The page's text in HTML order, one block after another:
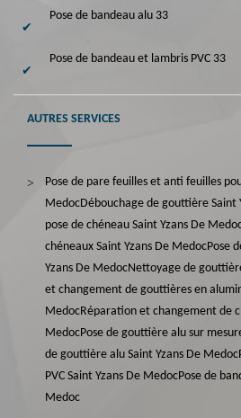
Pose de bandeau alu 33
Pose de bandeau et lambris PVC 33
AUTRES SERVICES
Pose de pare feuilles et anti feuilles
MedocDébouchage de gouttière Saint
pose de chéneau Saint Yzans De
chéneaux Saint Yzans De MedocPose
Yzans De MedocNettoyage de
et changement de gouttières en
MedocRéparation et changement de
MedocPose de gouttière alu sur
de gouttière alu Saint Yzans De Medoc
PVC Saint Yzans De MedocPose de
Medoc